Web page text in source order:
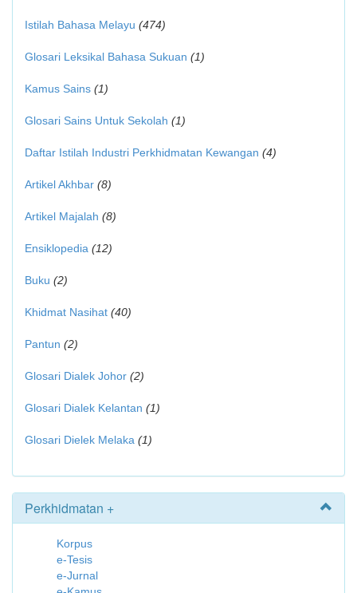
Istilah Bahasa Melayu (474)
Glosari Leksikal Bahasa Sukuan (1)
Kamus Sains (1)
Glosari Sains Untuk Sekolah (1)
Daftar Istilah Industri Perkhidmatan Kewangan (4)
Artikel Akhbar (8)
Artikel Majalah (8)
Ensiklopedia (12)
Buku (2)
Khidmat Nasihat (40)
Pantun (2)
Glosari Dialek Johor (2)
Glosari Dialek Kelantan (1)
Glosari Dielek Melaka (1)
Perkhidmatan +
Korpus
e-Tesis
e-Jurnal